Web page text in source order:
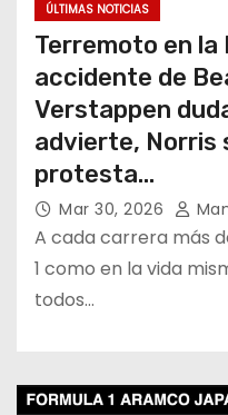
ÚLTIMAS NOTICIAS
Terremoto en la
accidente de
Verstappen
advierte, Norris
protesta…
Mar 30, 2026
A cada carrera más
1 como en la vida
todos…